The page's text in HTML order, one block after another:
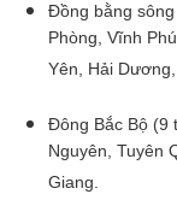
Đồng bằng
Phòng, Vĩnh
Yên, Hải
Đông Bắc Bộ (9
Nguyên, Tuyên
Giang.